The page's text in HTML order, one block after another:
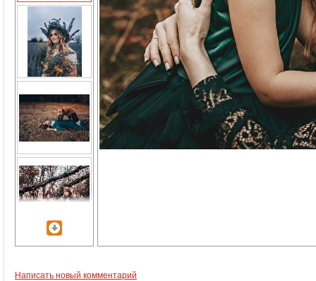
Написать новый комментарий